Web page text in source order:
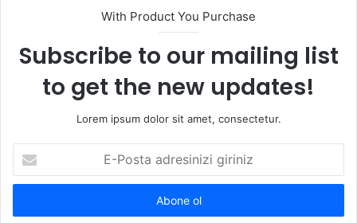
With Product You Purchase
Subscribe to our mailing list
to get the new updates!
Lorem ipsum dolor sit amet, consectetur.
Posta
adresinizi